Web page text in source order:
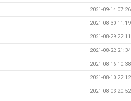
2021-09-14 07:26
2021-08-30 11:19
2021-08-29 22:11
2021-08-22 21:34
2021-08-16 10:38
2021-08-10 22:12
2021-08-03 20:52